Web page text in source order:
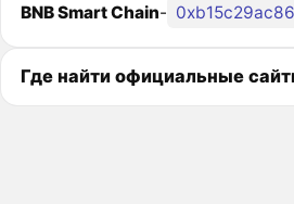
BNB Smart Chain-
Где найти официальные